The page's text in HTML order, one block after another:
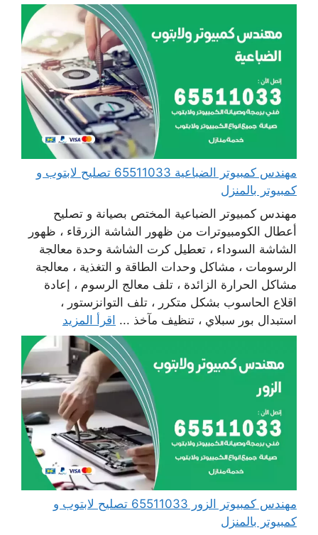
مهندس كمبيوتر الضباعية 65511033 تصليح لابتوب و
كمبيوتر بالمنزل
مهندس كمبيوتر الضباعية المختص بصيانة و تصليح
أعطال الكومبيوترات من ظهور الشاشة الزرقاء ، ظهور
الشاشة السوداء ، تعطيل كرت الشاشة وحدة معالجة
الرسومات ، مشاكل وحدات الطاقة و التغذية ، معالجة
مشاكل الحرارة الزائدة ، تلف معالج الرسوم ، إعادة
اقلاع الحاسوب بشكل متكرر ، تلف التوانزستور ،
استبدال بور سبلاي ، تنظيف مآخذ ... اقرأ المزيد
مهندس كمبيوتر الزور 65511033 تصليح لابتوب و
كمبيوتر بالمنزل